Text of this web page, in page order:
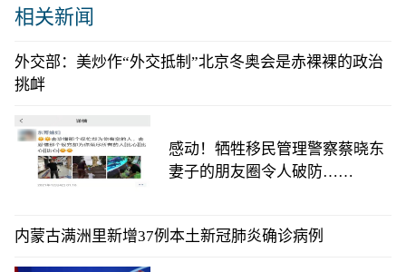
相关新闻
外交部：美炒作“外交抵制”北京冬奥会是赤裸裸的政治
挑衅
感动！牺牲移民管理警察蔡晓东
妻子的朋友圈令人破防……
内蒙古满洲里新增37例本土新冠肺炎确诊病例